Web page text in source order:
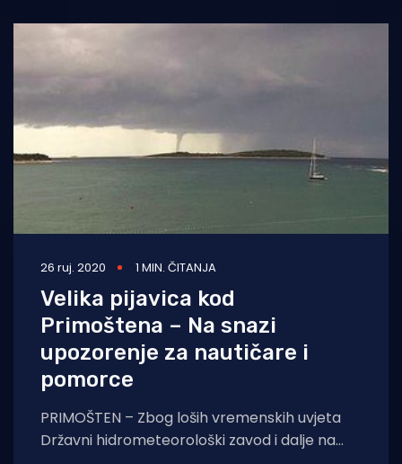
26 ruj. 2020 1 MIN. ČITANJA
Velika pijavica kod
Primoštena – Na snazi
upozorenje za nautičare i
pomorce
PRIMOŠTEN – Zbog loših vremenskih uvjeta
Državni hidrometeorološki zavod i dalje na